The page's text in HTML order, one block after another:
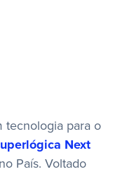
tecnologia para o
Next
País. Voltado